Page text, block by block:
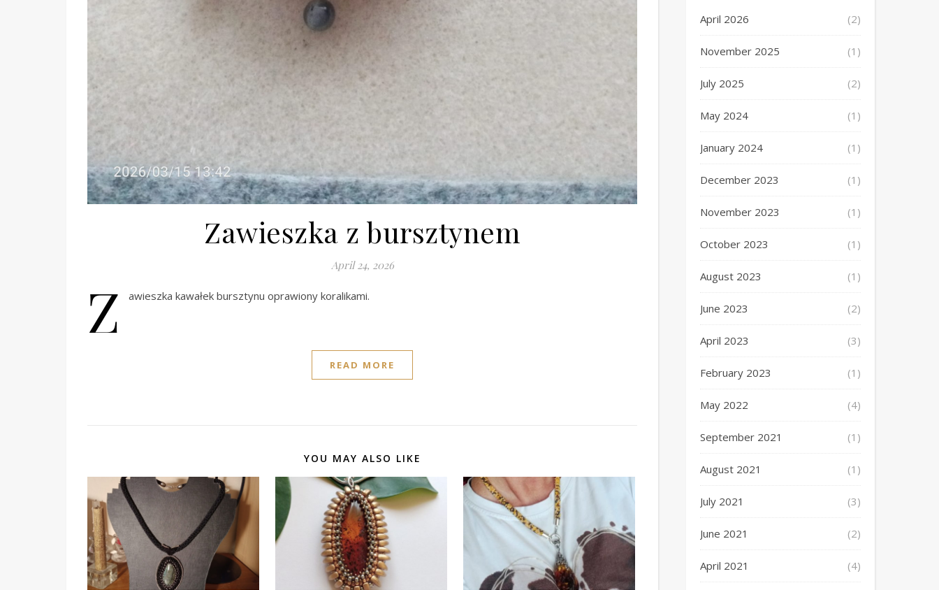
Zawieszka z bursztynem
April 24, 2026
Z awieszka kawałek bursztynu oprawiony koralikami.
READ MORE
YOU MAY ALSO LIKE
April 2026 (2)
November 2025 (1)
July 2025 (2)
May 2024 (1)
January 2024 (1)
December 2023 (1)
November 2023 (1)
October 2023 (1)
August 2023 (1)
June 2023 (2)
April 2023 (3)
February 2023 (1)
May 2022 (4)
September 2021 (1)
August 2021 (1)
July 2021 (3)
June 2021 (2)
April 2021 (4)